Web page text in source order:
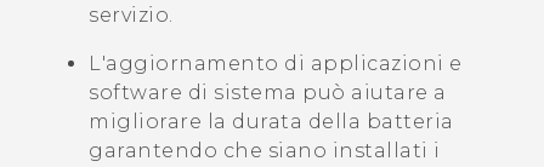
servizio.
L'aggiornamento di applicazioni e
software di sistema può aiutare a
migliorare la durata della batteria
garantendo che siano installati i